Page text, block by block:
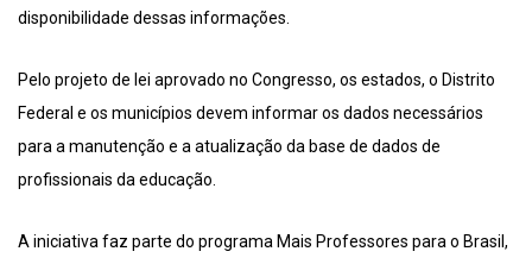
disponibilidade dessas informações.
Pelo projeto de lei aprovado no Congresso, os estados, o Distrito
Federal e os municípios devem informar os dados necessários
para a manutenção e a atualização da base de dados de
profissionais da educação.
A iniciativa faz parte do programa Mais Professores para o Brasil,